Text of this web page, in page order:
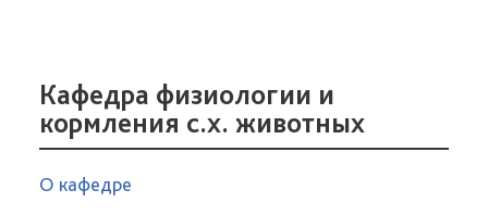
Кафедра физиологии и
кормления с.х. животных
О кафедре